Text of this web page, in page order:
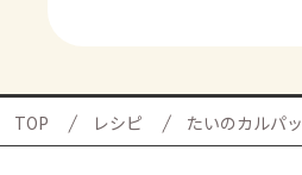
TOP レシピ たいのカルパ